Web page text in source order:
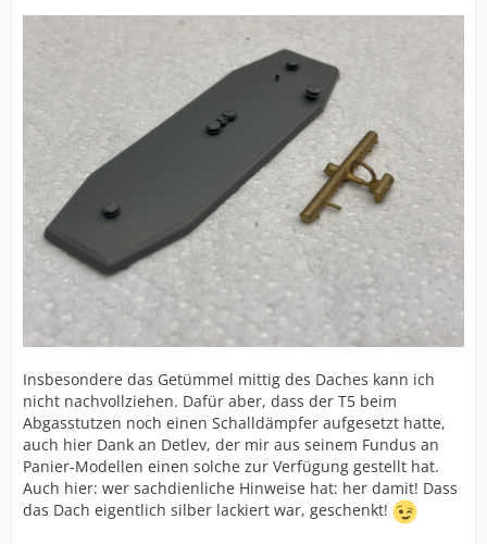
Insbesondere das Getümmel mittig des Daches kann ich
nicht nachvollziehen. Dafür aber, dass der T5 beim
Abgasstutzen noch einen Schalldämpfer aufgesetzt hatte,
auch hier Dank an Detlev, der mir aus seinem Fundus an
Panier-Modellen einen solche zur Verfügung gestellt hat.
Auch hier: wer sachdienliche Hinweise hat: her damit! Dass
das Dach eigentlich silber lackiert war, geschenkt!